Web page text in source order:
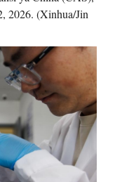
2026. (Xinhua/Jin